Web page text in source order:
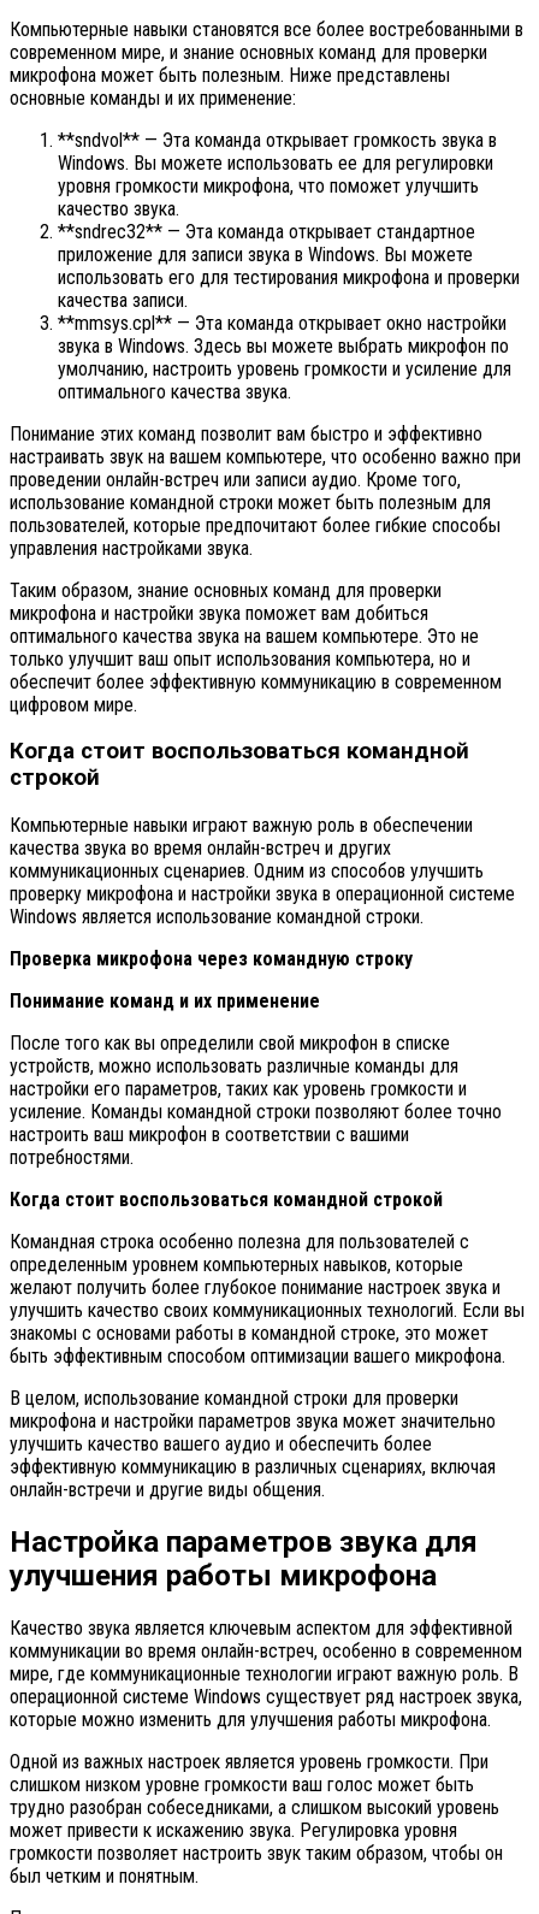
Компьютерные навыки становятся все более востребованными в
современном мире, и знание основных команд для проверки
микрофона может быть полезным. Ниже представлены
основные команды и их применение:
**sndvol** — Эта команда открывает громкость звука в
Windows. Вы можете использовать ее для регулировки
уровня громкости микрофона, что поможет улучшить
качество звука.
**sndrec32** — Эта команда открывает стандартное
приложение для записи звука в Windows. Вы можете
использовать его для тестирования микрофона и проверки
качества записи.
**mmsys.cpl** — Эта команда открывает окно настройки
звука в Windows. Здесь вы можете выбрать микрофон по
умолчанию, настроить уровень громкости и усиление для
оптимального качества звука.
Понимание этих команд позволит вам быстро и эффективно
настраивать звук на вашем компьютере, что особенно важно при
проведении онлайн-встреч или записи аудио. Кроме того,
использование командной строки может быть полезным для
пользователей, которые предпочитают более гибкие способы
управления настройками звука.
Таким образом, знание основных команд для проверки
микрофона и настройки звука поможет вам добиться
оптимального качества звука на вашем компьютере. Это не
только улучшит ваш опыт использования компьютера, но и
обеспечит более эффективную коммуникацию в современном
цифровом мире.
Когда стоит воспользоваться командной
строкой
Компьютерные навыки играют важную роль в обеспечении
качества звука во время онлайн-встреч и других
коммуникационных сценариев. Одним из способов улучшить
проверку микрофона и настройки звука в операционной системе
Windows является использование командной строки.
Проверка микрофона через командную строку
Понимание команд и их применение
После того как вы определили свой микрофон в списке
устройств, можно использовать различные команды для
настройки его параметров, таких как уровень громкости и
усиление. Команды командной строки позволяют более точно
настроить ваш микрофон в соответствии с вашими
потребностями.
Когда стоит воспользоваться командной строкой
Командная строка особенно полезна для пользователей с
определенным уровнем компьютерных навыков, которые
желают получить более глубокое понимание настроек звука и
улучшить качество своих коммуникационных технологий. Если вы
знакомы с основами работы в командной строке, это может
быть эффективным способом оптимизации вашего микрофона.
В целом, использование командной строки для проверки
микрофона и настройки параметров звука может значительно
улучшить качество вашего аудио и обеспечить более
эффективную коммуникацию в различных сценариях, включая
онлайн-встречи и другие виды общения.
Настройка параметров звука для
улучшения работы микрофона
Качество звука является ключевым аспектом для эффективной
коммуникации во время онлайн-встреч, особенно в современном
мире, где коммуникационные технологии играют важную роль. В
операционной системе Windows существует ряд настроек звука,
которые можно изменить для улучшения работы микрофона.
Одной из важных настроек является уровень громкости. При
слишком низком уровне громкости ваш голос может быть
трудно разобран собеседниками, а слишком высокий уровень
может привести к искажению звука. Регулировка уровня
громкости позволяет настроить звук таким образом, чтобы он
был четким и понятным.